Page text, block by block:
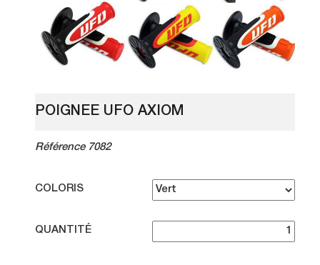
POIGNEE UFO AXIOM
Référence 7082
COLORIS
QUANTITÉ